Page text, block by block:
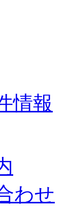
情報
わせ